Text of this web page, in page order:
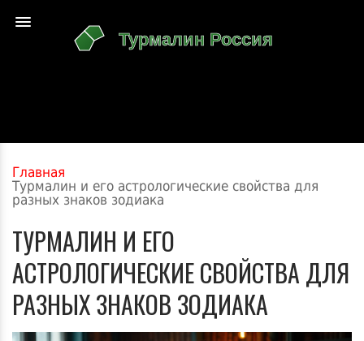
Главная
Турмалин и его астрологические свойства для
разных знаков зодиака
ТУРМАЛИН И ЕГО
АСТРОЛОГИЧЕСКИЕ СВОЙСТВА ДЛЯ
РАЗНЫХ ЗНАКОВ ЗОДИАКА